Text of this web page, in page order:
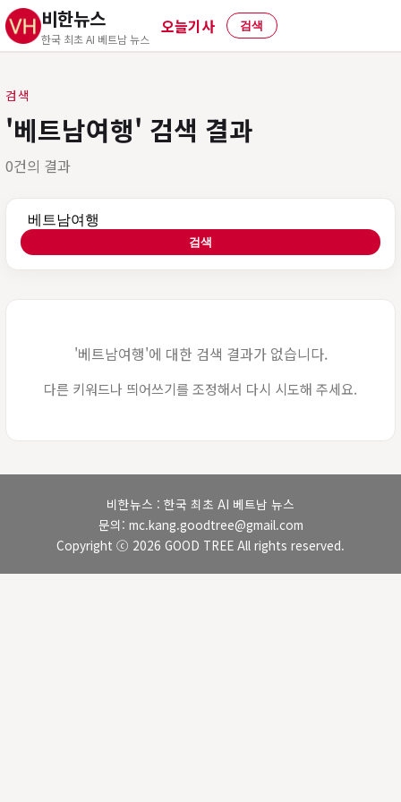
비한뉴스
한국 최초 AI 베트남 뉴스
오늘기사 검색
검색
'베트남여행' 검색 결과
0건의 결과
검색어
검색
'베트남여행'에 대한 검색 결과가 없습니다.
다른 키워드나 띄어쓰기를 조정해서 다시 시도해 주세요.
비한뉴스 : 한국 최초 AI 베트남 뉴스
문의: mc.kang.goodtree@gmail.com
Copyright ⓒ 2026 GOOD TREE All rights reserved.